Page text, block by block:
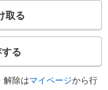
取る
る
解除はマイページから行